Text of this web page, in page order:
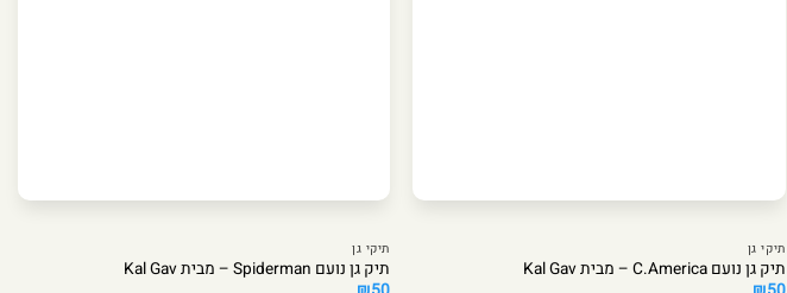
תיקי גן
תיק גן נועם C.America – מבית Kal Gav
תיקי גן
תיק גן נועם Spiderman – מבית Kal Gav